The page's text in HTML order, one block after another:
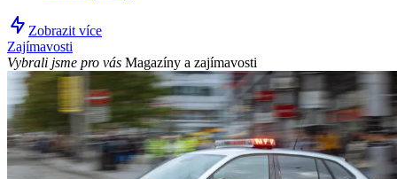
Zobrazit více
Zajímavosti
Vybrali jsme pro vás Magazíny a zajímavosti